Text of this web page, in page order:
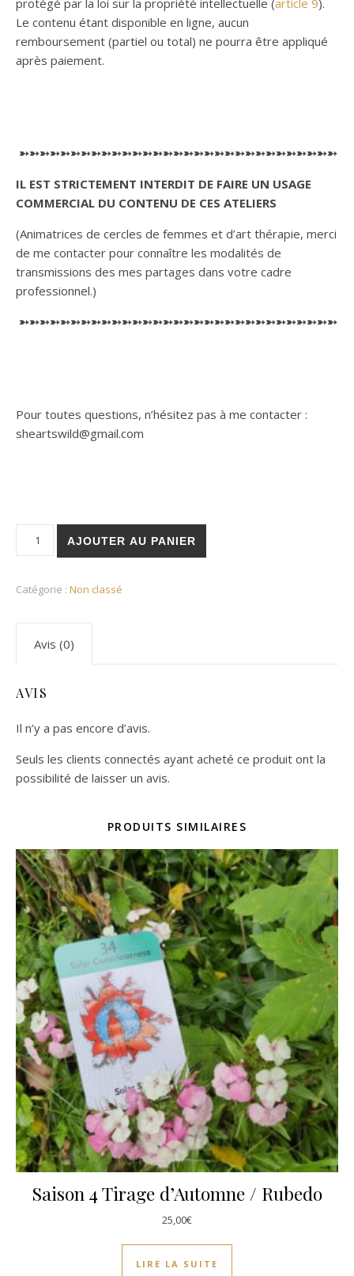
protégé par la loi sur la propriété intellectuelle (article 9).
Le contenu étant disponible en ligne, aucun
remboursement (partiel ou total) ne pourra être appliqué
après paiement.
IL EST STRICTEMENT INTERDIT DE FAIRE UN USAGE
COMMERCIAL DU CONTENU DE CES ATELIERS
(Animatrices de cercles de femmes et d’art thérapie, merci
de me contacter pour connaître les modalités de
transmissions des mes partages dans votre cadre
professionnel.)
Pour toutes questions, n’hésitez pas à me contacter :
sheartswild@gmail.com
quantité de Pack - mise à niveau 2021
AJOUTER AU PANIER
Catégorie : Non classé
Avis (0)
AVIS
Il n’y a pas encore d’avis.
Seuls les clients connectés ayant acheté ce produit ont la
possibilité de laisser un avis.
PRODUITS SIMILAIRES
Saison 4 Tirage d’Automne / Rubedo
25,00€
LIRE LA SUITE